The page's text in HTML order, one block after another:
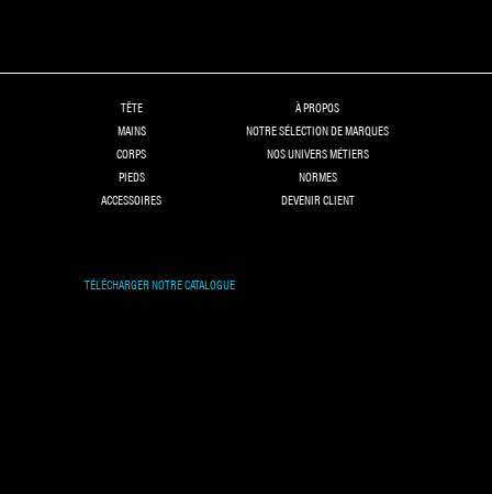
TÊTE
MAINS
CORPS
PIEDS
ACCESSOIRES
À PROPOS
NOTRE SÉLECTION DE MARQUES
NOS UNIVERS MÉTIERS
NORMES
DEVENIR CLIENT
TÉLÉCHARGER NOTRE CATALOGUE